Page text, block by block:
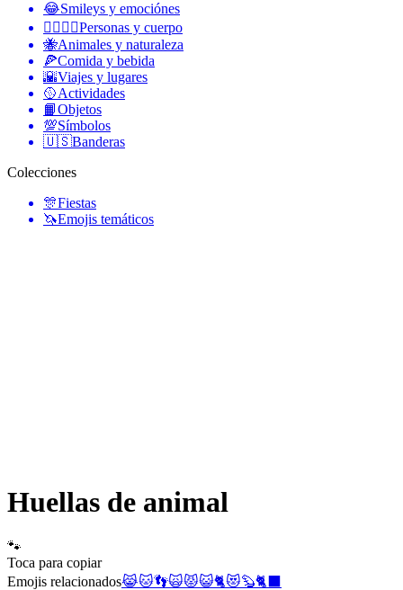
😂Smileys y emociónes
👩‍❤️‍💋‍👨Personas y cuerpo
🐝Animales y naturaleza
🍕Comida y bebida
🌇Viajes y lugares
🥎Actividades
📙Objetos
💯Símbolos
🇺🇸Banderas
Colecciones
🎊Fiestas
🦄Emojis temáticos
Huellas de animal
🐾
Toca para copiar
Emojis relacionados😹🐱👣🙀😾😺🐈😻🦫🐈‍⬛